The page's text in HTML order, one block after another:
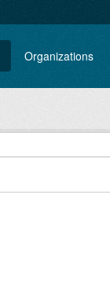
Organizations